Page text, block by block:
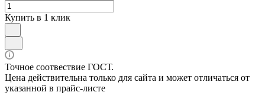
Купить в 1 клик
Точное соотвествие ГОСТ.
Цена действительна только для сайта и может отличаться от
указанной в прайс-листе